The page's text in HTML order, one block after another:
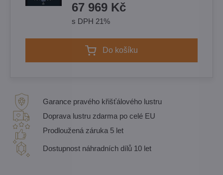
67 969 Kč
s DPH 21%
Do košíku
Garance pravého křišťálového lustru
Doprava lustru zdarma po celé EU
Prodloužená záruka 5 let
Dostupnost náhradních dílů 10 let